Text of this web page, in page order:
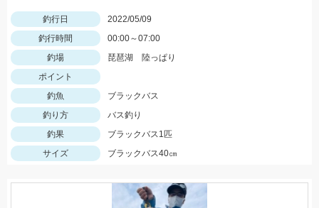
釣行日
2022/05/09
釣行時間
00:00～07:00
釣場
琵琶湖 陸っぱり
ポイント
釣魚
ブラックバス
釣り方
バス釣り
釣果
ブラックバス1匹
サイズ
ブラックバス40㎝